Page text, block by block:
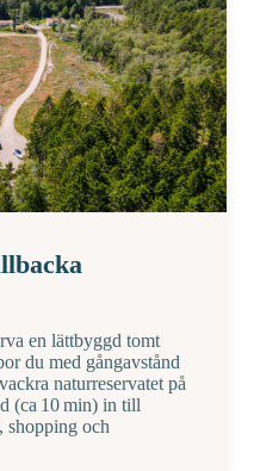
en lättbyggd tomt
du med gångavstånd
naturreservatet på
(ca 10 min) in till
shopping och